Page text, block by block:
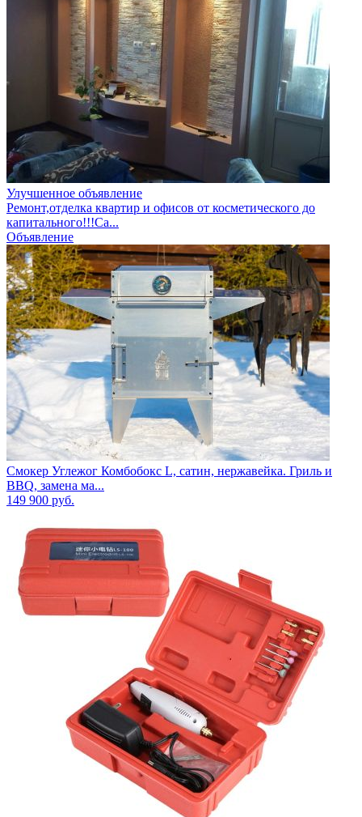
Улучшенное объявление
Ремонт,отделка квартир и офисов от косметического до
капитального!!!Са...
Объявление
Смокер Углежог Комбобокс L, сатин, нержавейка. Гриль и
BBQ, замена ма...
149 900 руб.